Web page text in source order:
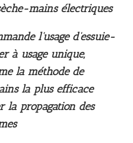
mains électriques
l’usage d’essuie-
à usage unique,
la méthode de
la plus efficace
la propagation des